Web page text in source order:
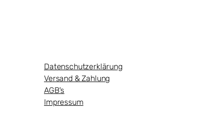
Datenschutzerklärung
Versand & Zahlung
AGB's
Impressum